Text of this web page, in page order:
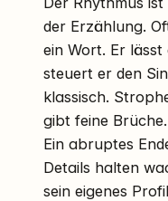
der Erzählung.
ein Wort. Er lässt
steuert er den
klassisch.
gibt feine
Ein abruptes
Details halten
sein eigenes